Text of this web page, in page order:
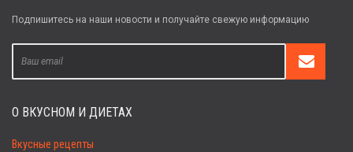
Подпишитесь на наши новости и получайте свежую информацию
О ВКУСНОМ И ДИЕТАХ
Вкусные рецепты